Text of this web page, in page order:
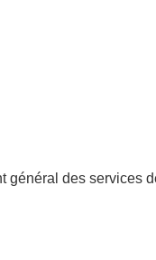
général des services